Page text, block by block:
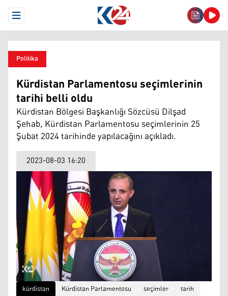
Open Menu
Politika
Kürdistan Parlamentosu seçimlerinin
tarihi belli oldu
Kürdistan Bölgesi Başkanlığı Sözcüsü Dilşad
Şehab, Kürdistan Parlamentosu seçimlerinin 25
Şubat 2024 tarihinde yapılacağını açıkladı.
2023-08-03 16:20
kürdistan Kürdistan Parlamentosu seçimler tarih